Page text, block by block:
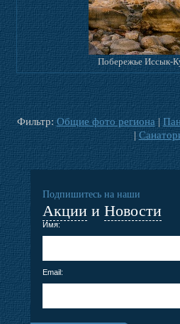
Побережье Иссык-
Фильтр: Общие фото региона|
|
Подпишитесь на наши
Акции и Новости
Имя:
Email: